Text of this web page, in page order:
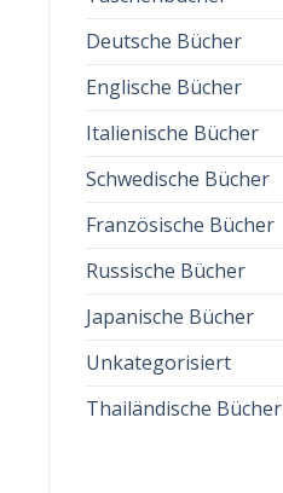
Deutsche Bücher
Englische Bücher
Italienische Bücher
Schwedische Bücher
Französische Bücher
Russische Bücher
Japanische Bücher
Unkategorisiert
Thailändische Bücher